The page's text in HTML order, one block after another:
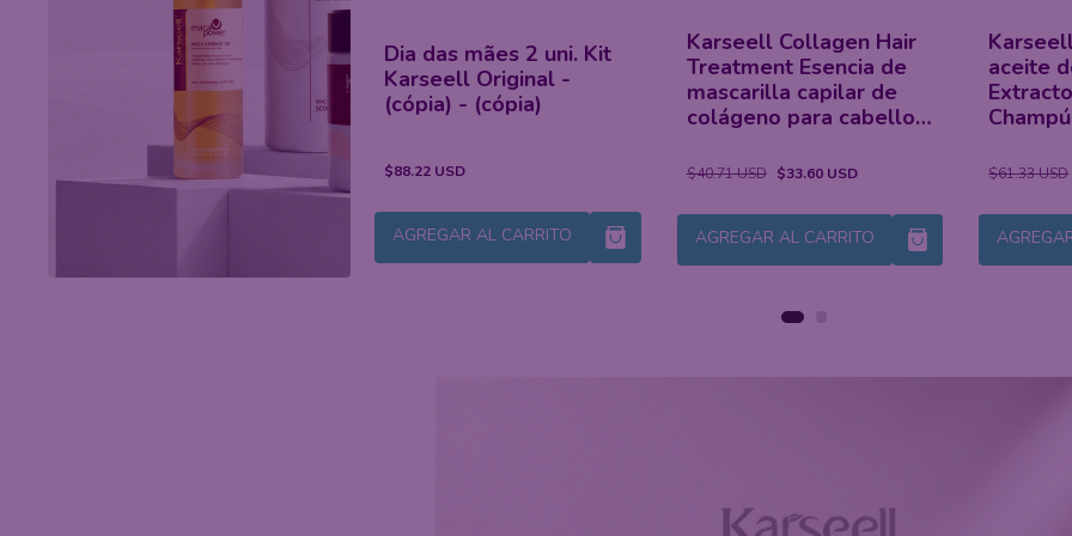
Acondicionador
Karseell liso brillante
$33.76 USD
Aceite de argán
marroquí para curar el
cabello, cuidado del
cabello seco y dañado
$68.44 USD
AGREGAR AL CARRITO
Karseell Repair Protein
Cream Acondicionador
sin aclarado para
cabello seco y dañado -
$62.20 USD $23.09 USD
AGREGAR AL CARRITO
Original
500ml
$67.55 USD